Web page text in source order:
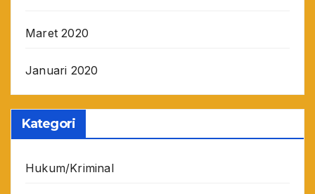
Maret 2020
Januari 2020
Kategori
Hukum/Kriminal